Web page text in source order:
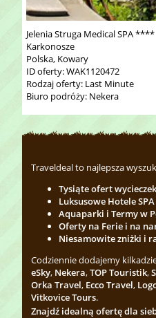
Jelenia Struga Medical SPA ****
Karkonosze
Polska, Kowary
ID oferty: WAK1120472
Rodzaj oferty: Last Minute
Biuro podróży: Nekera
Traveldeal to najlepsza
Tysiąte ofert
Luksusowe Hotele
Aquaparki i Termy w
Oferty na Ferie i na
Niesamowite zniżki i
Codziennie dodajemy
eSky, Nekera,TOP Touristik,
Orka Travel, Ecco Travel,
Vitkovice Tours.
Znajdź idealną ofertę dla